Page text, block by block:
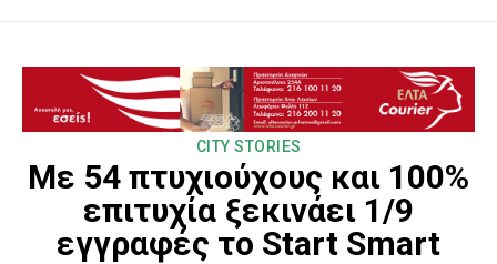
CITY STORIES
Με 54 πτυχιούχους και 100%
επιτυχία ξεκινάει 1/9
εγγραφές το Start Smart